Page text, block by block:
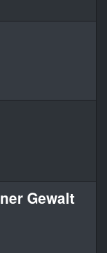
Gewalt